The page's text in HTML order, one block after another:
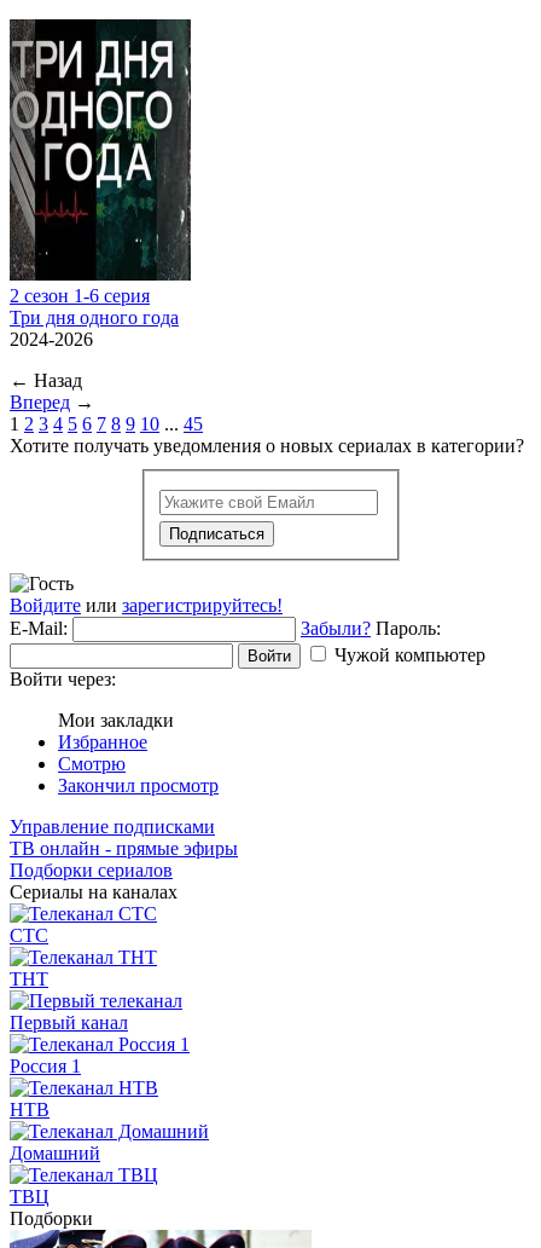
2 сезон 1-6 серия
Три дня одного года
2024-2026
← Назад
Вперед →
1 2 3 4 5 6 7 8 9 10 ... 45
Хотите получать уведомления о новых сериалах в категории?
Подписаться
Войдите или зарегистрируйтесь!
E-Mail:
Забыли? Пароль:
Войти
Чужой компьютер
Войти через:
Мои закладки
Избранное
Смотрю
Закончил просмотр
Управление подписками
ТВ онлайн - прямые эфиры
Подборки сериалов
Сериалы на каналах
СТС
ТНТ
Первый канал
Россия 1
НТВ
Домашний
ТВЦ
Подборки